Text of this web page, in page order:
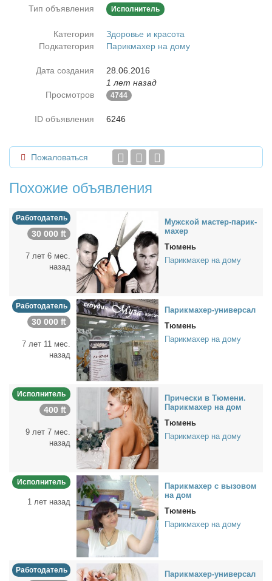
Тип объявления Исполнитель
Категория
Здоровье и красота
Подкатегория
Парикмахер на дому
Дата создания
28.06.2016
1 лет назад
Просмотров
4744
ID объявления 6246
Пожаловаться
Похожие объявления
Работодатель
30 000 ₶
7 лет 6 мес.
назад
Муж­ской ма­стер-па­рик­
махер
Тюмень
Парикмахер на дому
Работодатель
30 000 ₶
7 лет 11 мес.
назад
Па­рик­махер-уни­вер­сал
Тюмень
Парикмахер на дому
Исполнитель
400 ₶
9 лет 7 мес.
назад
При­чес­ки в Тю­ме­ни.
Па­рик­махер на дом
Тюмень
Парикмахер на дому
Исполнитель
1 лет назад
Па­рик­махер с вы­зо­вом
на дом
Тюмень
Парикмахер на дому
Работодатель
Па­рик­махер-уни­вер­сал